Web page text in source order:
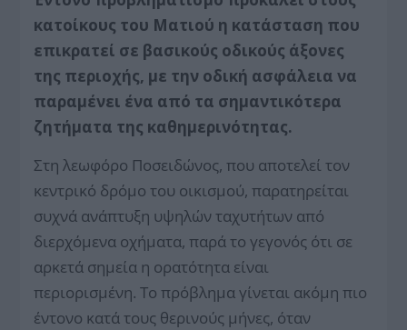
κατοίκους του Ματιού η κατάσταση που
επικρατεί σε βασικούς οδικούς άξονες
της περιοχής, με την οδική ασφάλεια να
παραμένει ένα από τα σημαντικότερα
ζητήματα της καθημερινότητας.
Στη λεωφόρο Ποσειδώνος, που αποτελεί τον
κεντρικό δρόμο του οικισμού, παρατηρείται
συχνά ανάπτυξη υψηλών ταχυτήτων από
διερχόμενα οχήματα, παρά το γεγονός ότι σε
αρκετά σημεία η ορατότητα είναι
περιορισμένη. Το πρόβλημα γίνεται ακόμη πιο
έ­ντονο κατά τους θερινούς μήνες, όταν